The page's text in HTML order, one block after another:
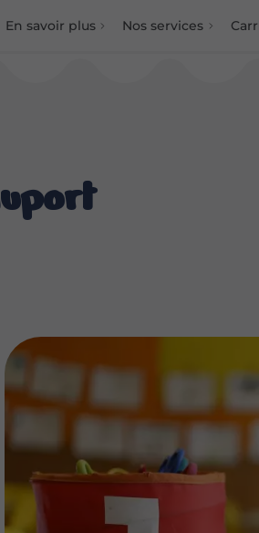
En savoir plus Nos services